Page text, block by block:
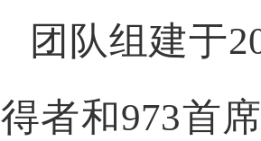
团队组建于
得者和973首